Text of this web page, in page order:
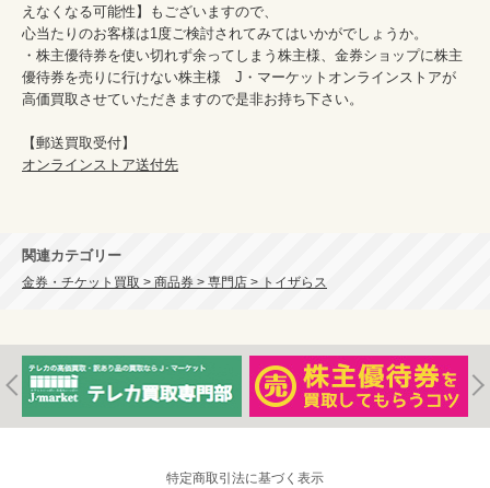
えなくなる可能性】もございますので、
心当たりのお客様は1度ご検討されてみてはいかがでしょうか。
・株主優待券を使い切れず余ってしまう株主様、金券ショップに株主
優待券を売りに行けない株主様　J・マーケットオンラインストアが
高価買取させていただきますので是非お持ち下さい。
オンラインストア送付先
関連カテゴリー
金券・チケット買取 > 商品券 > 専門店 > トイザらス
特定商取引法に基づく表示